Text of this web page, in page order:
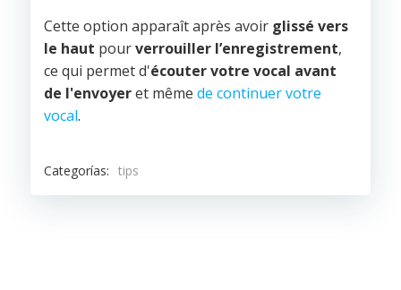
Cette option apparaît après avoir glissé vers
le haut pourverrouiller l’enregistrement,
ce qui permet d'écouter votre vocal avant
de l'envoyeret même de continuer votre
vocal.
Categorías: tips